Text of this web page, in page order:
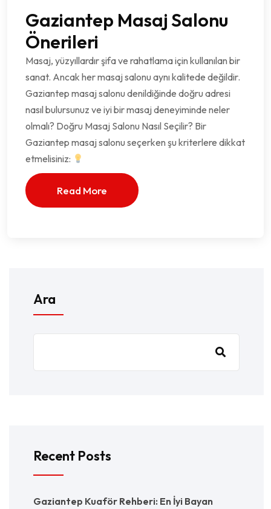
Gaziantep Masaj Salonu
Önerileri
Masaj, yüzyıllardır şifa ve rahatlama için kullanılan bir
sanat. Ancak her masaj salonu aynı kalitede değildir.
Gaziantep masaj salonu denildiğinde doğru adresi
nasıl bulursunuz ve iyi bir masaj deneyiminde neler
olmalı? Doğru Masaj Salonu Nasıl Seçilir? Bir
Gaziantep masaj salonu seçerken şu kriterlere dikkat
etmelisiniz:
Read More
Ara
Recent Posts
Gaziantep Kuaför Rehberi: En İyi Bayan